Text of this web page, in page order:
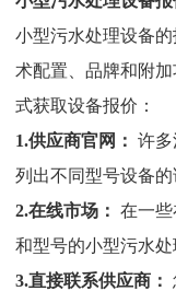
小型污水处理设备
术配置、品牌和附
式获取设备报价：
1.供应商官网： 许多
列出不同型号设备的
2.在线市场： 在一
和型号的小型污水处
3.直接联系供应商：